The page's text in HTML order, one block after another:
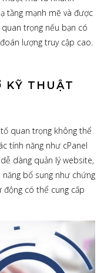
tầng mạnh mẽ và được
trọng nếu bạn có
lượng truy cập cao.
KỸ THUẬT
quan trọng không thể
tính năng như cPanel
dàng quản lý website,
bổ sung như chứng
có thể cung cấp